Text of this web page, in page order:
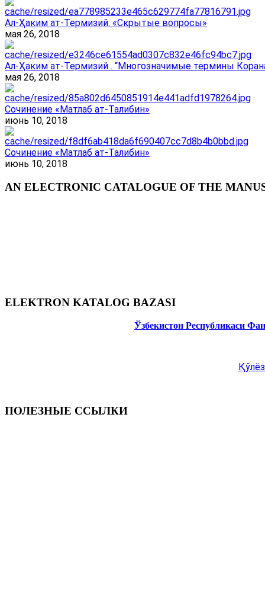
Ал-Ҳаким ат-Термизий. «Скрытые вопросы»
мая 26, 2018
Ал-Ҳаким ат-Термизий . “Многозначимые термины
мая 26, 2018
Сочинение «Матлаб ат-Талибин»
июнь 10, 2018
Сочинение «Матлаб ат-Талибин»
июнь 10, 2018
AN ELECTRONIC CATALOGUE OF THE
ELEKTRON KATALOG BAZASI
Ўзбекистон Республикаси
ПОЛЕЗНЫЕ ССЫЛКИ